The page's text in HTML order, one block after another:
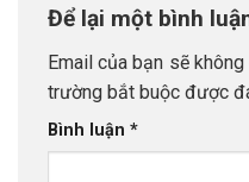
Để lại một bình
Email của bạn sẽ
trường bắt buộc được
Bình luận *